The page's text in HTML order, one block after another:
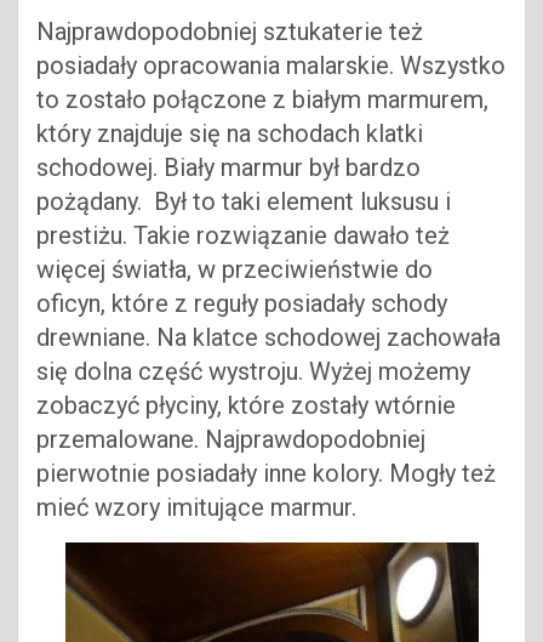
Najprawdopodobniej sztukaterie też
posiadały opracowania malarskie. Wszystko
to zostało połączone z białym marmurem,
który znajduje się na schodach klatki
schodowej. Biały marmur był bardzo
pożądany. Był to taki element luksusu i
prestiżu. Takie rozwiązanie dawało też
więcej światła, w przeciwieństwie do
oficyn, które z reguły posiadały schody
drewniane. Na klatce schodowej zachowała
się dolna część wystroju. Wyżej możemy
zobaczyć płyciny, które zostały wtórnie
przemalowane. Najprawdopodobniej
pierwotnie posiadały inne kolory. Mogły też
mieć wzory imitujące marmur.